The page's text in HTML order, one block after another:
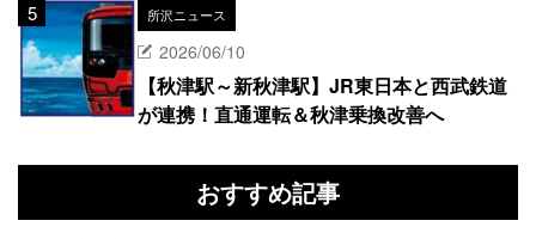
所沢ニュース
2026/06/10
【秋津駅～新秋津駅】JR東日本と西武鉄道
が連携！直通運転＆秋津乗換改善へ
おすすめ記事